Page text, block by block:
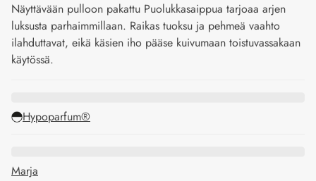
Näyttävään pulloon pakattu Puolukkasaippua tarjoaa arjen
luksusta parhaimmillaan. Raikas tuoksu ja pehmeä vaahto
ilahduttavat, eikä käsien iho pääse kuivumaan toistuvassakaan
käytössä.
Hypoparfum®
Marja